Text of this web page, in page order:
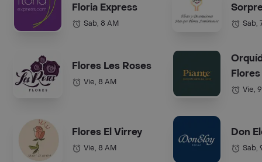
Floria Express
Sab, 8 AM
Flores Les Roses
Vie, 8 AM
Flores El Virrey
Vie, 8 AM
Sab,
Vie,
Don
Sab,